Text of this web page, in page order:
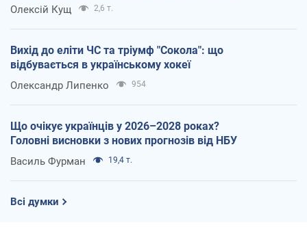
Олексій Кущ 2,6 т.
Вихід до еліти ЧС та тріумф "Сокола": що
відбувається в українському хокеї
Олександр Липенко 954
Що очікує українців у 2026–2028 роках?
Головні висновки з нових прогнозів від НБУ
Василь Фурман 19,4 т.
Всі думки